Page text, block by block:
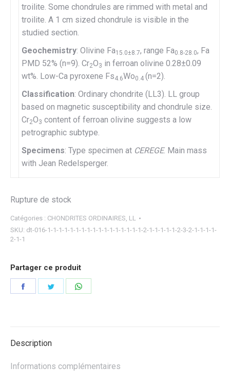
troilite. Some chondrules are rimmed with metal and
troilite. A 1 cm sized chondrule is visible in the
studied section.
Geochemistry: Olivine Fa15.0±8.7, range Fa0.8-28.0, Fa
PMD 52% (n=9). Cr2O3 in ferroan olivine 0.28±0.09
wt%. Low-Ca pyroxene Fs4.6Wo0.4 (n=2).
Classification: Ordinary chondrite (LL3). LL group
based on magnetic susceptibility and chondrule size.
Cr2O3 content of ferroan olivine suggests a low
petrographic subtype.
Specimens: Type specimen at CEREGE. Main mass
with Jean Redelsperger.
Rupture de stock
Catégories : CHONDRITES ORDINAIRES, LL
SKU: dt-016-1-1-1-1-1-1-1-1-1-1-1-1-1-1-1-1-1-2-1-1-1-1-1-2-3-2-1-1-1-1-
2-1-1
Partager ce produit
Partager Partager
Description
Informations complémentaires